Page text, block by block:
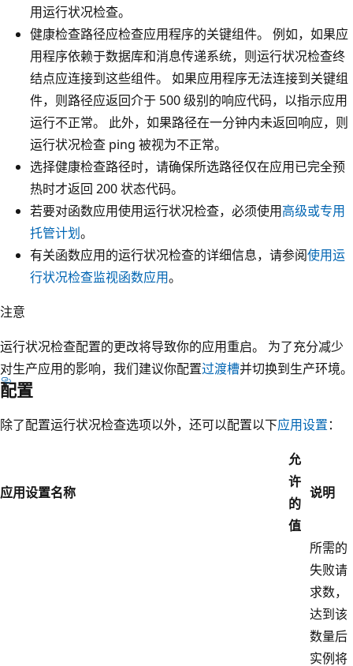
用运行状况检查。
健康检查路径应检查应用程序的关键组件。 例如，如果应
用程序依赖于数据库和消息传递系统，则运行状况检查终
结点应连接到这些组件。 如果应用程序无法连接到关键组
件，则路径应返回介于 500 级别的响应代码，以指示应用
运行不正常。 此外，如果路径在一分钟内未返回响应，则
运行状况检查 ping 被视为不正常。
选择健康检查路径时，请确保所选路径仅在应用已完全预
热时才返回 200 状态代码。
若要对函数应用使用运行状况检查，必须使用高级或专用
托管计划。
有关函数应用的运行状况检查的详细信息，请参阅使用运
行状况检查监视函数应用。
注意
运行状况检查配置的更改将导致你的应用重启。 为了充分减少
对生产应用的影响，我们建议你配置过渡槽并切换到生产环境。
配置
除了配置运行状况检查选项以外，还可以配置以下应用设置：
应用设置名称
允
许
的
值
说明
所需的
失败请
求数，
达到该
数量后
实例将